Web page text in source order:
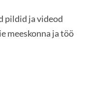
pildid ja videod
meeskonna ja töö